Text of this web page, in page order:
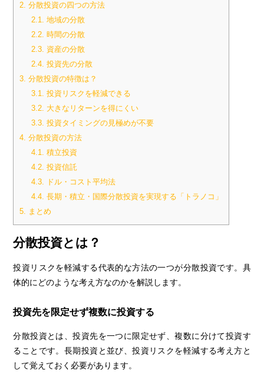
2. 分散投資の四つの方法
2.1. 地域の分散
2.2. 時間の分散
2.3. 資産の分散
2.4. 投資先の分散
3. 分散投資の特徴は？
3.1. 投資リスクを軽減できる
3.2. 大きなリターンを得にくい
3.3. 投資タイミングの見極めが不要
4. 分散投資の方法
4.1. 積立投資
4.2. 投資信託
4.3. ドル・コスト平均法
4.4. 長期・積立・国際分散投資を実現する「トラノコ」
5. まとめ
分散投資とは？
投資リスクを軽減する代表的な方法の一つが分散投資です。具
体的にどのような考え方なのかを解説します。
投資先を限定せず複数に投資する
分散投資とは、投資先を一つに限定せず、複数に分けて投資す
ることです。長期投資と並び、投資リスクを軽減する考え方と
して覚えておく必要があります。